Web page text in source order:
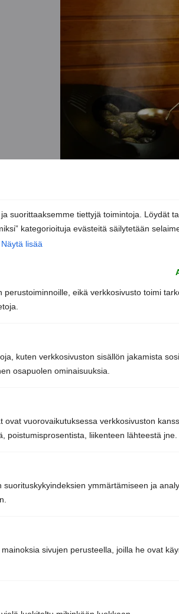
suorittaaksemme tiettyjä toimintoja. Löydät
kategorioituja evästeitä säilytetään
Näytä lisää
eikä verkkosivusto toimi
kuten verkkosivuston sisällön jakamista
osapuolen ominaisuuksia.
vuorovaikutuksessa verkkosivuston
poistumisprosentista, liikenteen lähteestä jne.
ymmärtämiseen ja
sivujen perusteella, joilla he ovat
Tarinamme
Inspiraatio